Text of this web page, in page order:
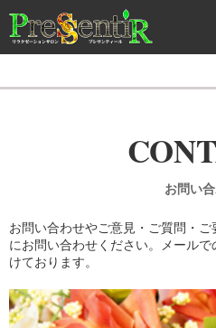
ABOUT
はじめに
MENU
RESERVATION
ご予約
お問い
お問い合わせやご意見・ご質問・
にお問い合わせください。メール
けております。
(営業時間 10:00～22:00)
03-3446-6378
予約状況
(営業時間 10:00～22:00)
予約状況
赤坂店
(営業時間 10:00～22:00)